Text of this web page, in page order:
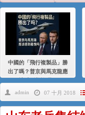
伊利
伊利
中國的「飛行複製品」勝
出了嗎？普京與馬克龍應
admin 07 十月 2018